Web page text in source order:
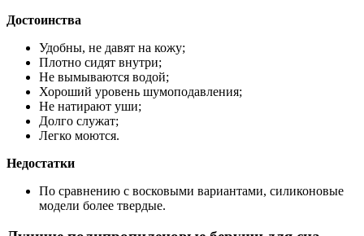
Достоинства
Удобны, не давят на кожу;
Плотно сидят внутри;
Не вымываются водой;
Хороший уровень шумоподавления;
Не натирают уши;
Долго служат;
Легко моются.
Недостатки
По сравнению с восковыми вариантами, силиконовые
модели более твердые.